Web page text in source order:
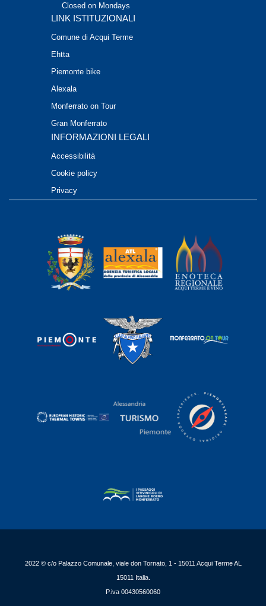
Closed on Mondays
LINK ISTITUZIONALI
Comune di Acqui Terme
Ehtta
Piemonte bike
Alexala
Monferrato on Tour
Gran Monferrato
INFORMAZIONI LEGALI
Accessibilità
Cookie policy
Privacy
2022 © c/o Palazzo Comunale, viale don Tornato, 1 - 15011 Acqui Terme AL
15011 Italia.
P.iva 00430560060